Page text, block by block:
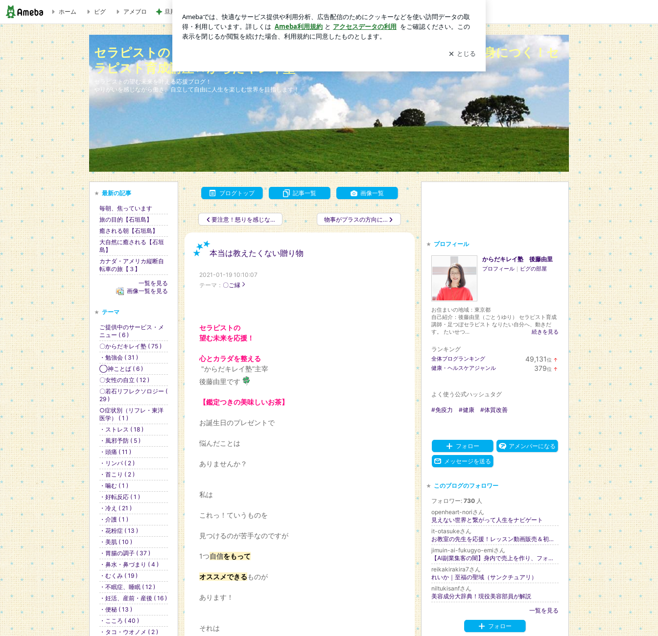
本当は教えたくない贈り物 | セラピストの「一歩を踏み出すマインド」と「信頼されるスキル」が身につく！セラピスト育成講座☆からだキレイ塾
ホーム ピグ アメブロ 旦那様の言葉が今の私の救い ログイン
セラピストの「一歩を踏み出すマインド」と「信頼されるスキル」が身につく！セ
ラピスト育成講座☆からだキレイ塾
セラピストの望む未来を叶える応援ブログ！
やりがいを感じながら働き、自立して自由に人生を楽しむ世界を目指します！
ブログトップ 記事一覧 画像一覧
要注意！怒りを感じな… 物事がプラスの方向に…
本当は教えたくない贈り物
2021-01-19 10:10:07
テーマ： 〇ご縁
セラピストの
望む未来を応援！
心とカラダを整える
"からだキレイ塾”主宰
後藤由里です
【鑑定つきの美味しいお茶】
お誕生日のプレゼントで
悩んだことは
ありませんか？
私は
これっ！ていうものを
見つけるのが苦手なのですが
1つ自信をもって
オススメできるものが
あります！
それは
プロフィール
からだキレイ塾 後藤由里
プロフィール ｜ ピグの部屋
お住まいの地域： 東京都
自己紹介：後藤由里（ごとうゆり） セラピスト育成
講師・足つぼセラピスト なりたい自分へ、動きだ
す。 たいせつ...
続きを見る
ランキング
全体ブログランキング 49,131位 ↑
健康・ヘルスケアジャンル 379位 ↑
よく使う公式ハッシュタグ
#免疫力 #健康 #体質改善
フォロー アメンバーになる
メッセージを送る
このブログのフォロワー
フォロワー: 730 人
openheart-noriさん
見えない世界と繋がって人生をナビゲート
it-otasukeさん
お教室の先生を応援！レッスン動画販売＆初心者さん専門IT＆AIサポート むらまつ さき
jimuin-ai-fukugyo-emiさん
【AI副業集客の闇】身内で売上を作り、フォロー・いいね・コメントを送り合って「売れている人」に見せる集客方法を教えられました
reikakirakira7さん
れいか｜至福の聖域（サンクチュアリ）
niltukisanfさん
美容成分大辞典！現役美容部員が解説
一覧を見る
フォロー
最新の記事
毎朝、焦っています
旅の目的【石垣島】
癒される朝【石垣島】
大自然に癒される【石垣
島】
カナダ・アメリカ縦断自
転車の旅【３】
一覧を見る
画像一覧を見る
テーマ
ご提供中のサービス・メ
ニュー ( 6 )
〇からだキレイ塾 ( 75 )
・勉強会 ( 31 )
◯神ことば ( 6 )
〇女性の自立 ( 12 )
〇若石リフレクソロジー (
29 )
○症状別（リフレ・東洋
医学） ( 1 )
・ストレス ( 18 )
・風邪予防 ( 5 )
・頭痛 ( 11 )
・リンパ ( 2 )
・首こり ( 2 )
・噛む ( 1 )
・好転反応 ( 1 )
・冷え ( 21 )
・介護 ( 1 )
・花粉症 ( 13 )
・美肌 ( 10 )
・胃腸の調子 ( 37 )
・鼻水・鼻づまり ( 4 )
・むくみ ( 19 )
・不眠症、睡眠 ( 12 )
・妊活、産前・産後 ( 16 )
・便秘 ( 13 )
・こころ ( 40 )
・タコ・ウオノメ ( 2 )